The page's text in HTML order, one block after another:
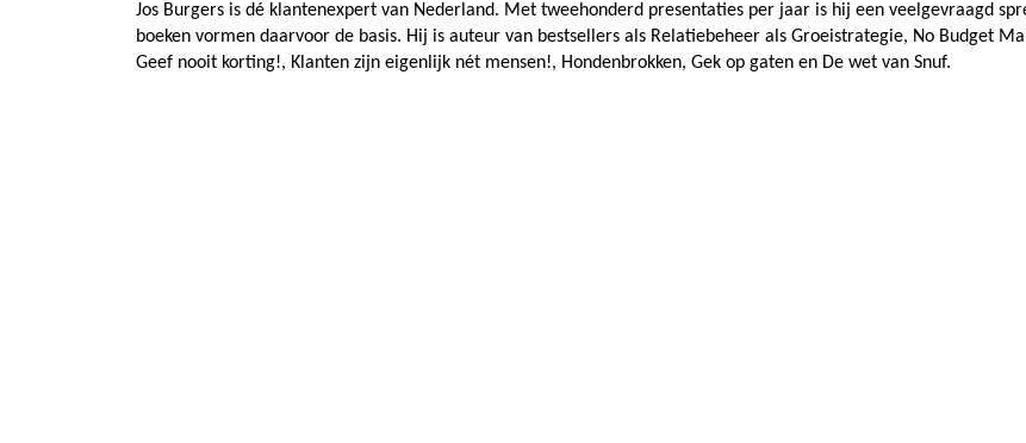
Jos Burgers is dé klantenexpert van Nederland. Met tweehonderd presentaties per jaar is hij een veelgevraagd
boeken vormen daarvoor de basis. Hij is auteur van bestsellers als Relatiebeheer als Groeistrategie, No Budget
Geef nooit korting!, Klanten zijn eigenlijk nét mensen!, Hondenbrokken, Gek op gaten en De wet van Snuf.